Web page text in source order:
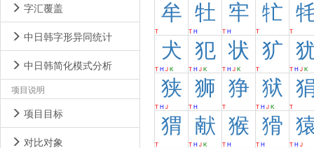
字汇覆盖
中日韩字形异同统计
中日韩简化模式分析
项目说明
项目目标
对比对象
牟
T
牡
TH
牢
TH
牤
T T
犬
THJK
犯
THJK
状
THJK
犷
T THJK
狭
THJ
狮
TH
狰
T
狱
THJK T
猬
T
献
THJK
猴
TH
猾
TH THJ